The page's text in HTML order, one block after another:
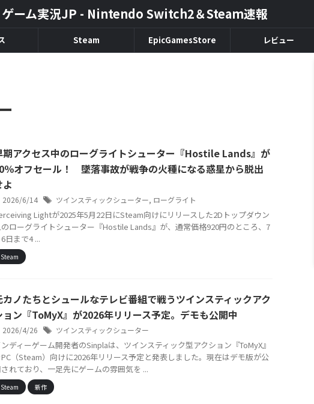
ゲーム実況JP - Nintendo Switch2＆Steam速報
Steam EpicGamesStore レビュー
期アクセス中のローグライトシューター『Hostile Lands』が
％オフセール！ 墜落事故が戦争の火種になる惑星から脱出
2026/6/14 ツインスティックシューター, ローグライト
Lightが2025年5月22日にSteam向けにリリースした2Dトップダウン
ローグライトシューター『Hostile Lands』が、通常価格920円のところ、7
日まで4 ...
Steam
カノたちとシュールなテレビ番組で戦うツインスティックアク
ョン『ToMyX』が2026年リリース予定。デモも公開中
2026/4/26 ツインスティックシューター
ディーゲーム開発者のSinplaは、ツインスティック型アクション『ToMyX』
（Steam）向けに2026年リリース予定と発表しました。現在はデモ版が公
れており、一足先にゲームの雰囲気を ...
Steam 新作